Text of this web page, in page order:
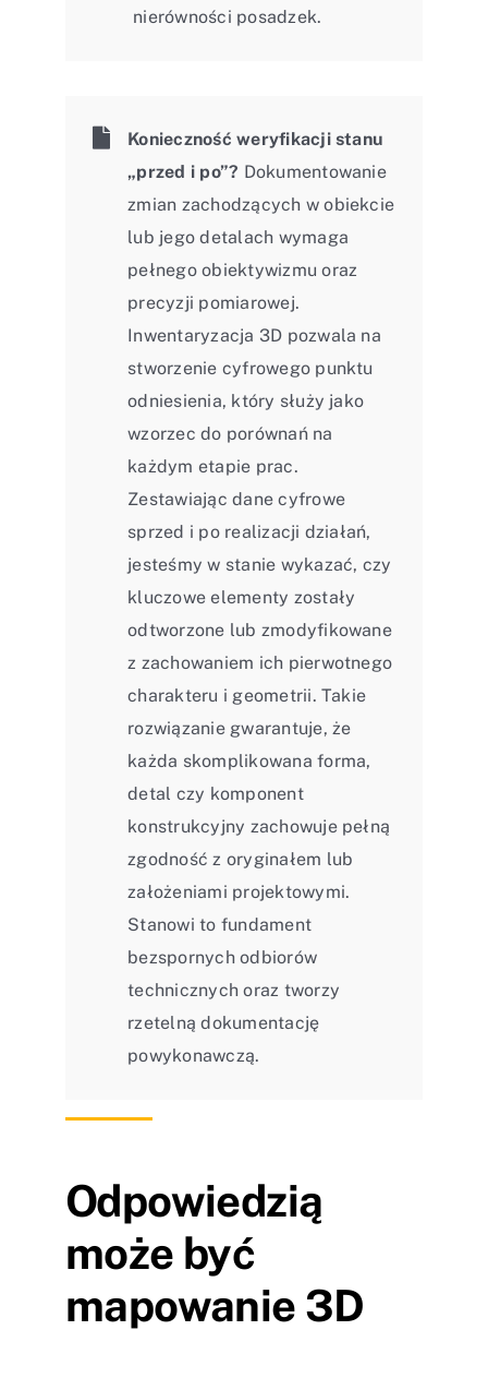
nierówności posadzek.
Konieczność weryfikacji stanu
„przed i po”? Dokumentowanie
zmian zachodzących w obiekcie
lub jego detalach wymaga
pełnego obiektywizmu oraz
precyzji pomiarowej.
Inwentaryzacja 3D pozwala na
stworzenie cyfrowego punktu
odniesienia, który służy jako
wzorzec do porównań na
każdym etapie prac.
Zestawiając dane cyfrowe
sprzed i po realizacji działań,
jesteśmy w stanie wykazać, czy
kluczowe elementy zostały
odtworzone lub zmodyfikowane
z zachowaniem ich pierwotnego
charakteru i geometrii. Takie
rozwiązanie gwarantuje, że
każda skomplikowana forma,
detal czy komponent
konstrukcyjny zachowuje pełną
zgodność z oryginałem lub
założeniami projektowymi.
Stanowi to fundament
bezspornych odbiorów
technicznych oraz tworzy
rzetelną dokumentację
powykonawczą.
Odpowiedzią
może być
mapowanie 3D